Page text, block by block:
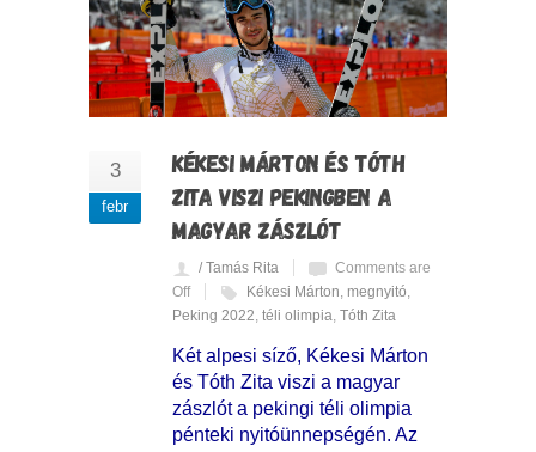
3
febr
KÉKESI MÁRTON ÉS TÓTH
ZITA VISZI PEKINGBEN A
MAGYAR ZÁSZLÓT
/ Tamás Rita
Comments are
Off
Kékesi Márton megnyitó
Peking 2022 téli olimpia Tóth Zita
Két alpesi síző, Kékesi Márton
és Tóth Zita viszi a magyar
zászlót a pekingi téli olimpia
pénteki nyitóünnepségén. Az